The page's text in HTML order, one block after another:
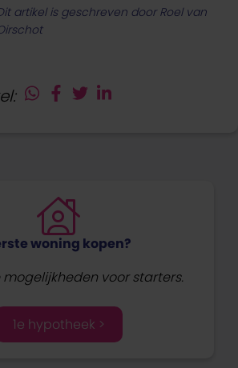
artikel is geschreven door Roel van
woning kopen?
voor starters.
1e hypotheek >